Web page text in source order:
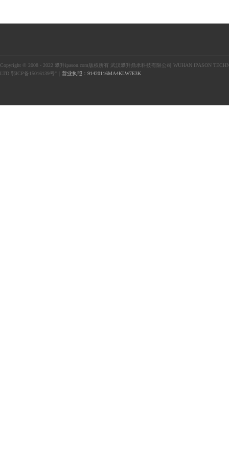
Copyright © 2008 - 2022 攀升ipason.com版权所有 武汉攀升鼎承科技有限公司 WUHAN IPASON
LTD 鄂ICP备15016139号"｜ 营业执照：91420116MA4KLW7E3K